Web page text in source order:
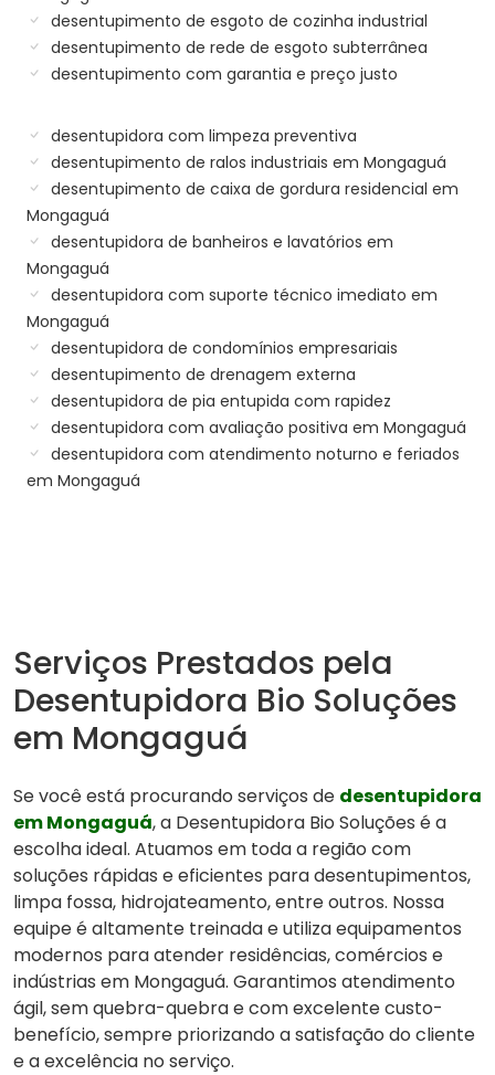
desentupimento de esgoto de cozinha industrial
desentupimento de rede de esgoto subterrânea
desentupimento com garantia e preço justo
desentupidora com limpeza preventiva
desentupimento de ralos industriais em Mongaguá
desentupimento de caixa de gordura residencial em
Mongaguá
desentupidora de banheiros e lavatórios em
Mongaguá
desentupidora com suporte técnico imediato em
Mongaguá
desentupidora de condomínios empresariais
desentupimento de drenagem externa
desentupidora de pia entupida com rapidez
desentupidora com avaliação positiva em Mongaguá
desentupidora com atendimento noturno e feriados
em Mongaguá
Serviços Prestados pela
Desentupidora Bio Soluções
em Mongaguá
Se você está procurando serviços de desentupidora
em Mongaguá, a Desentupidora Bio Soluções é a
escolha ideal. Atuamos em toda a região com
soluções rápidas e eficientes para desentupimentos,
limpa fossa, hidrojateamento, entre outros. Nossa
equipe é altamente treinada e utiliza equipamentos
modernos para atender residências, comércios e
indústrias em Mongaguá. Garantimos atendimento
ágil, sem quebra-quebra e com excelente custo-
benefício, sempre priorizando a satisfação do cliente
e a excelência no serviço.